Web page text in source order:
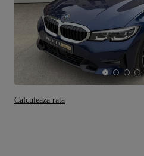
Calculeaza rata